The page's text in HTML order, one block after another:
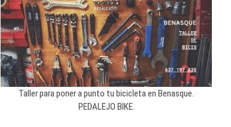
Taller para poner a punto tu bicicleta en Benasque.
PEDALEJO BIKE.